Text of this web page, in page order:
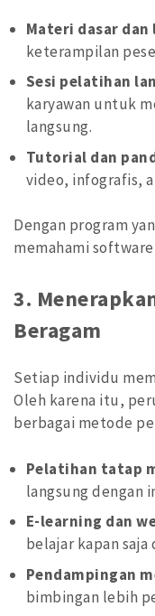
Materi dasar
keterampilan
Sesi pelatihan
karyawan untuk
langsung.
Tutorial dan
video, infografis,
Dengan program
memahami
3.
Beragam
Setiap individu
Oleh karena itu,
berbagai metode
Pelatihan tatap
langsung dengan
E-learning dan
belajar kapan saja
Pendampingan
bimbingan lebih